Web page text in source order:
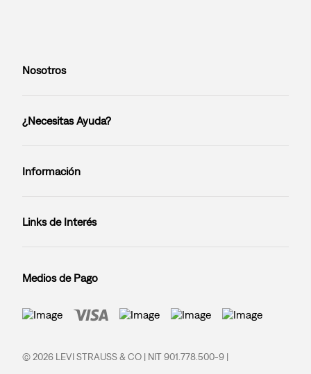
Nosotros
¿Necesitas Ayuda?
Información
Links de Interés
Medios de Pago
© 2026 LEVI STRAUSS & CO | NIT 901.778.500-9 |